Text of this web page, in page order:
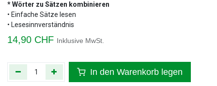
* Wörter zu Sätzen kombinieren
• Einfache Sätze lesen
• Lesesinnverständnis
14,90 CHF Inklusive MwSt.
In den Warenkorb legen